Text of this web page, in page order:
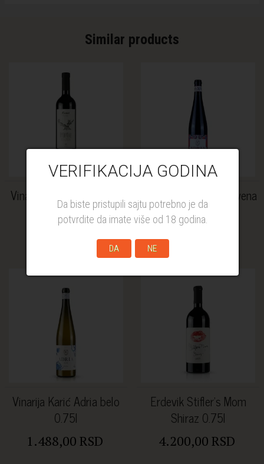
VERIFIKACIJA GODINA
Da biste pristupili sajtu potrebno je da
potvrdite da imate više od 18 godina.
DA NE
Similar products
Vinarija Kostić Prokupac
0.75l
1.980,00 RSD
Vinarija Karić Adria crvena
0.75l
1.752,00 RSD
Vinarija Karić Adria belo
0.75l
1.488,00 RSD
Erdevik Stifler's Mom
Shiraz 0.75l
4.200,00 RSD